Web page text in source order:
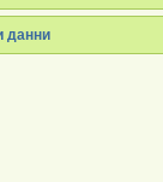
данни